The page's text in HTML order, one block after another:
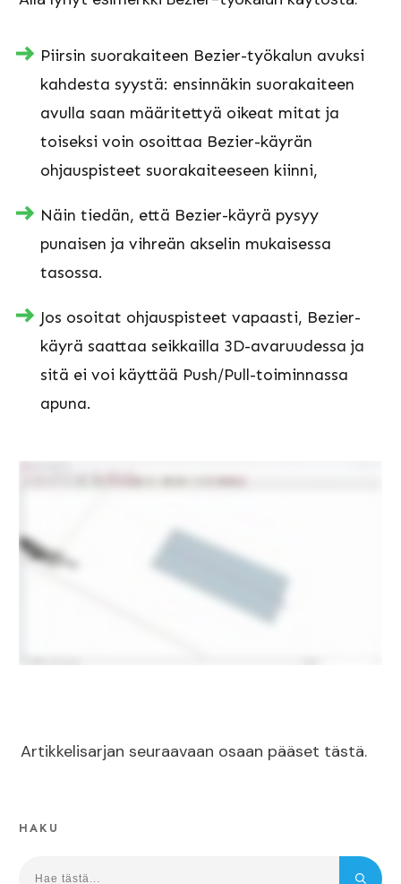
Piirsin suorakaiteen Bezier-työkalun avuksi
kahdesta syystä: ensinnäkin suorakaiteen
avulla saan määritettyä oikeat mitat ja
toiseksi voin osoittaa Bezier-käyrän
ohjauspisteet suorakaiteeseen kiinni,
Näin tiedän, että Bezier-käyrä pysyy
punaisen ja vihreän akselin mukaisessa
tasossa.
Jos osoitat ohjauspisteet vapaasti, Bezier-
käyrä saattaa seikkailla 3D-avaruudessa ja
sitä ei voi käyttää Push/Pull-toiminnassa
apuna.
Artikkelisarjan seuraavaan osaan pääset tästä.
HAKU